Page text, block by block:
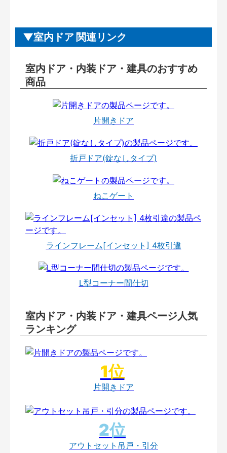
室内ドア 関連リンク
室内ドア・内装ドア・建具のおすすめ
商品
片開きドア
折戸ドア(錠なしタイプ)
ねこゲート
ラインフレーム[インセット] 4枚引違
L型コーナー間仕切
室内ドア・内装ドア・建具ページ人気
ランキング
片開きドア
アウトセット吊戸・引分